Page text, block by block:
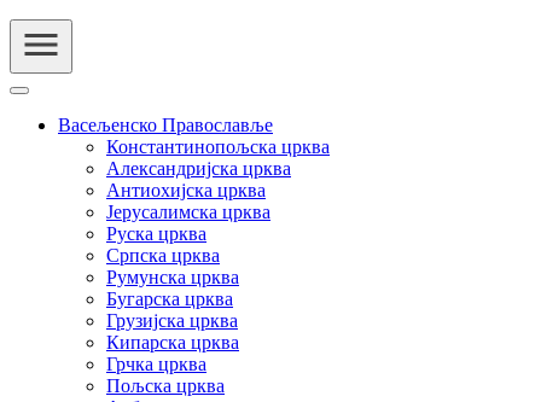
Васељенско Православље
Константинопољска црква
Александријска црква
Антиохијска црква
Јерусалимска црква
Руска црква
Српска црква
Румунска црква
Бугарска црква
Грузијска црква
Кипарска црква
Грчка црква
Пољска црква